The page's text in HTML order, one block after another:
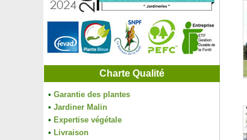
Charte Qualité
• Garantie des plantes
• Jardiner Malin
• Expertise végétale
• Livraison